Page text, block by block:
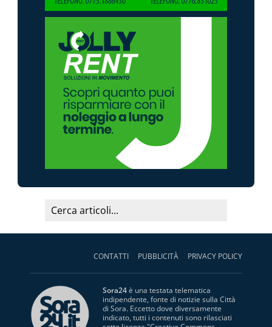
CONTATTI PUBBLICITÀ PRIVACY POLICY
Sora24è una testata telematica
indipendente, fonte di notizie sulla Città
di Sora. Eccetto dove diversamente
indicato, tutti i contenuti sono rilasciati